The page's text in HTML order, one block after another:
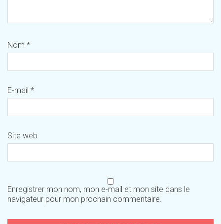
Nom *
E-mail *
Site web
Enregistrer mon nom, mon e-mail et mon site dans le
navigateur pour mon prochain commentaire.